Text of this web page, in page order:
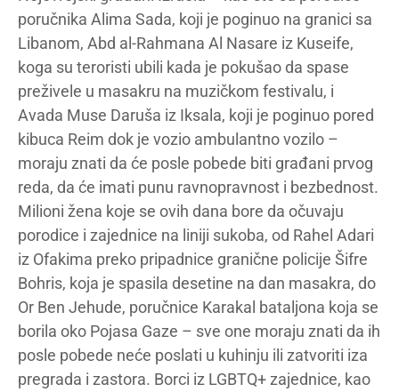
poručnika Alima Sada, koji je poginuo na granici sa
Libanom, Abd al-Rahmana Al Nasare iz Kuseife,
koga su teroristi ubili kada je pokušao da spase
preživele u masakru na muzičkom festivalu, i
Avada Muse Daruša iz Iksala, koji je poginuo pored
kibuca Reim dok je vozio ambulantno vozilo –
moraju znati da će posle pobede biti građani prvog
reda, da će imati punu ravnopravnost i bezbednost.
Milioni žena koje se ovih dana bore da očuvaju
porodice i zajednice na liniji sukoba, od Rahel Adari
iz Ofakima preko pripadnice granične policije Šifre
Bohris, koja je spasila desetine na dan masakra, do
Or Ben Jehude, poručnice Karakal bataljona koja se
borila oko Pojasa Gaze – sve one moraju znati da ih
posle pobede neće poslati u kuhinju ili zatvoriti iza
pregrada i zastora. Borci iz LGBTQ+ zajednice, kao